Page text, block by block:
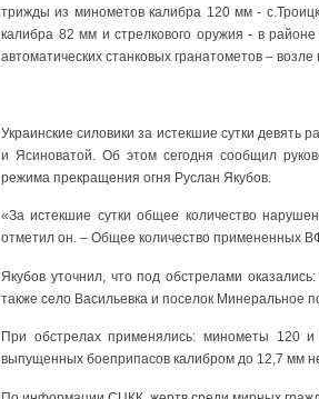
трижды из минометов калибра 120 мм -
калибра 82 мм и стрелкового оружия - в
автоматических станковых гранатометов –
Украинские силовики за истекшие сутки
и Ясиноватой. Об этом сегодня сообщил
режима прекращения огня Руслан Якубов.
«За истекшие сутки общее количество
отметил он. – Общее количество примененных
Якубов уточнил, что под обстрелами
также село Васильевка и поселок Минеральное
При обстрелах применялись: минометы 120 и
выпущенных боеприпасов калибром до 12,7 мм